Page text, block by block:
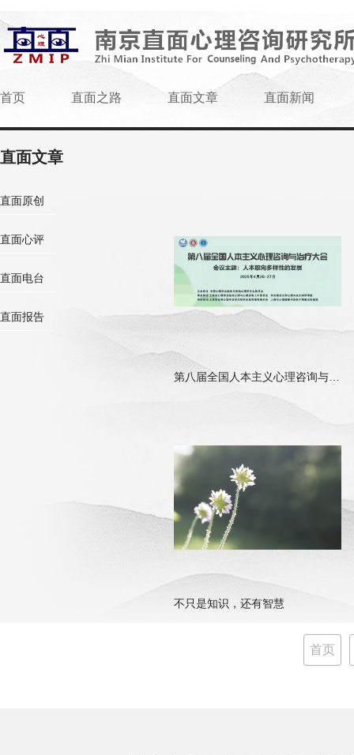
首页 直面之路 直面文章 直面新闻
直面文章
直面原创
直面心评
直面电台
直面报告
不只是知识，还有智慧
首页